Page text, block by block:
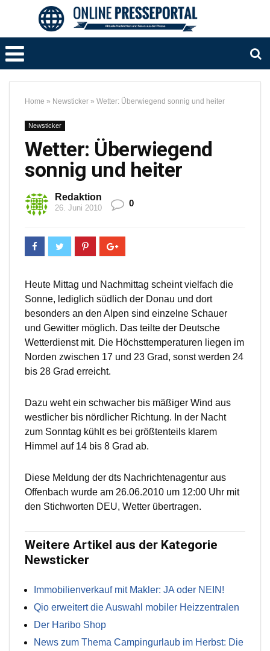
Home » Newsticker » Wetter: Überwiegend sonnig und heiter
Newsticker
Wetter: Überwiegend
sonnig und heiter
Redaktion
26. Juni 2010 0
Heute Mittag und Nachmittag scheint vielfach die
Sonne, lediglich südlich der Donau und dort
besonders an den Alpen sind einzelne Schauer
und Gewitter möglich. Das teilte der Deutsche
Wetterdienst mit. Die Höchsttemperaturen liegen im
Norden zwischen 17 und 23 Grad, sonst werden 24
bis 28 Grad erreicht.
Dazu weht ein schwacher bis mäßiger Wind aus
westlicher bis nördlicher Richtung. In der Nacht
zum Sonntag kühlt es bei größtenteils klarem
Himmel auf 14 bis 8 Grad ab.
Diese Meldung der dts Nachrichtenagentur aus
Offenbach wurde am 26.06.2010 um 12:00 Uhr mit
den Stichworten DEU, Wetter übertragen.
Weitere Artikel aus der Kategorie
Newsticker
Immobilienverkauf mit Makler: JA oder NEIN!
Qio erweitert die Auswahl mobiler Heizzentralen
Der Haribo Shop
News zum Thema Campingurlaub im Herbst: Die